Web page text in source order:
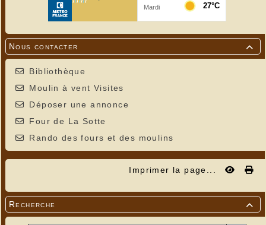

Nous contacter
Bibliothèque
Moulin à vent Visites
Déposer une annonce
Four de La Sotte
Rando des fours et des moulins
Imprimer la page...

Recherche